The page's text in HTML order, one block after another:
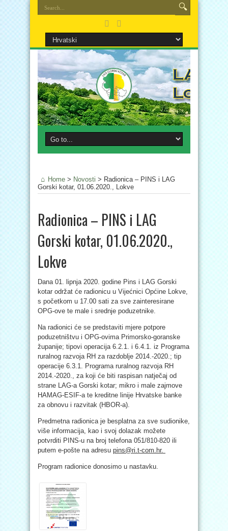
Home > Novosti > Radionica – PINS i LAG
Gorski kotar, 01.06.2020., Lokve
Radionica – PINS i LAG
Gorski kotar, 01.06.2020.,
Lokve
Dana 01. lipnja 2020. godine Pins i LAG Gorski
kotar održat će radionicu u Vijećnici Općine Lokve,
s početkom u 17.00 sati za sve zainteresirane
OPG-ove te male i srednje poduzetnike.
Na radionici će se predstaviti mjere potpore
poduzetništvu i OPG-ovima Primorsko-goranske
županije; tipovi operacija 6.2.1. i 6.4.1. iz Programa
ruralnog razvoja RH za razdoblje 2014.-2020.; tip
operacije 6.3.1. Programa ruralnog razvoja RH
2014.-2020., za koji će biti raspisan natječaj od
strane LAG-a Gorski kotar; mikro i male zajmove
HAMAG-ESIF-a te kreditne linije Hrvatske banke
za obnovu i razvitak (HBOR-a).
Predmetna radionica je besplatna za sve sudionike,
više informacija, kao i svoj dolazak možete
potvrditi PINS-u na broj telefona 051/810-820 ili
putem e-pošte na adresu pins@ri.t-com.hr.
Program radionice donosimo u nastavku.